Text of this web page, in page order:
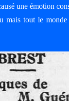
une émotion
mais tout le